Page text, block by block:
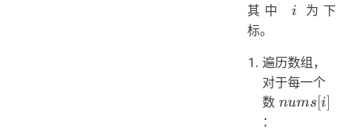
其中 i
i 为下
标。
遍历数组，
对于每一个
数nums[i]
nums [i]
：